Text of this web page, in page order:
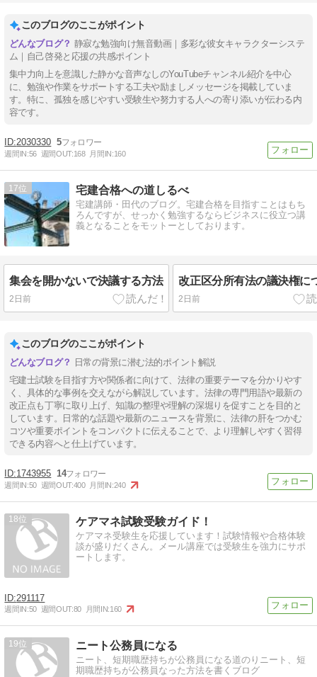
このブログのここがポイント
静寂な勉強向け無音動画｜多彩な彼女キャラクターシステ
ム｜自己啓発と応援の共感ポイント
集中力向上を意識した静かな音声なしのYouTubeチャンネル紹介を中心
に、勉強や作業をサポートする工夫や励ましメッセージを掲載していま
す。特に、孤独を感じやすい受験生や努力する人への寄り添いが伝わる内
容です。
2030330 5
週間IN:56 週間OUT:168 月間IN:160
17 宅建合格への道しるべ
宅建講師・田代のブログ。宅建合格を目指すことはもち
ろんですが、せっかく勉強するならビジネスに役立つ講
義となることをモットーとしております。
集会を開かないで決議する方法
2日前
改正区分所有法の議決権に
2日前
このブログのここがポイント
日常の背景に潜む法的ポイント解説
宅建士試験を目指す方や関係者に向けて、法律の重要テーマを分かりやす
く、具体的な事例を交えながら解説しています。法律の専門用語や最新の
改正点も丁寧に取り上げ、知識の整理や理解の深堀りを促すことを目的と
しています。日常的な話題や最新のニュースを背景に、法律の肝をつかむ
コツや重要ポイントをコンパクトに伝えることで、より理解しやすく習得
できる内容へと仕上げています。
1743955 14
週間IN:50 週間OUT:400 月間IN:240
18 ケアマネ試験受験ガイド！
ケアマネ受験生を応援しています！試験情報や合格体験
談が盛りだくさん。メール講座では受験生を強力にサポ
ートします。
291117
週間IN:50 週間OUT:80 月間IN:160
19 ニート公務員になる
ニート、短期職歴持ちが公務員になる道のりニート、短
期職歴持ちが公務員なった方法を書くブログ